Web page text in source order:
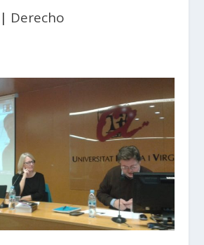
| Derecho